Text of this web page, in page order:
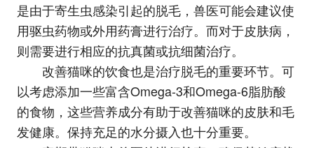
是由于寄生虫感染引起的脱毛，兽医可能会建议使
用驱虫药物或外用药膏进行治疗。而对于皮肤病，
则需要进行相应的抗真菌或抗细菌治疗。
改善猫咪的饮食也是治疗脱毛的重要环节。可
以考虑添加一些富含Omega-3和Omega-6脂肪酸
的食物，这些营养成分有助于改善猫咪的皮肤和毛
发健康。保持充足的水分摄入也十分重要。